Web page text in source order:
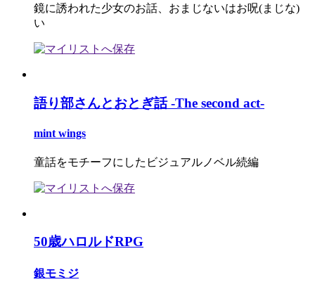
鏡に誘われた少女のお話、おまじないはお呪(まじな)
い
語り部さんとおとぎ話 -The second act-
mint wings
童話をモチーフにしたビジュアルノベル続編
50歳ハロルドRPG
銀モミジ